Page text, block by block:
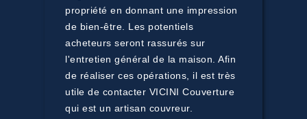
propriété en donnant une impression
de bien-être. Les potentiels
acheteurs seront rassurés sur
l'entretien général de la maison. Afin
de réaliser ces opérations, il est très
utile de contacter VICINI Couverture
qui est un artisan couvreur.